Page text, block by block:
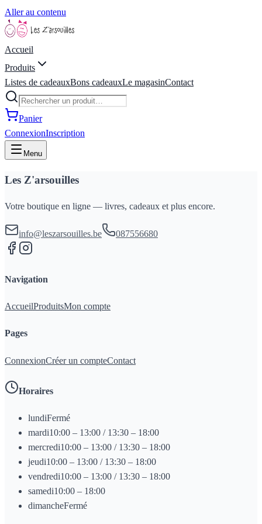
Aller au contenu
Accueil
Produits
Listes de cadeauxBons cadeauxLe magasinContact
Panier
ConnexionInscription
Menu
Les Z'arsouilles
Votre boutique en ligne — livres, cadeaux et plus encore.
info@leszarsouilles.be 087556680
Navigation
AccueilProduitsMon compte
Pages
ConnexionCréer un compteContact
Horaires
lundiFermé
mardi10:00 – 13:00 / 13:30 – 18:00
mercredi10:00 – 13:00 / 13:30 – 18:00
jeudi10:00 – 13:00 / 13:30 – 18:00
vendredi10:00 – 13:00 / 13:30 – 18:00
samedi10:00 – 18:00
dimancheFermé